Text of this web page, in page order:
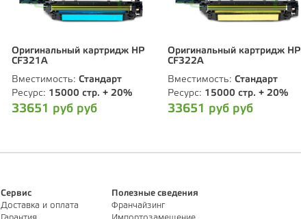
Оригинальный картридж HP
CF321A
Вместимость: Стандарт
Ресурс: 15000 стр. + 20%
33651 руб руб
Оригинальный картридж HP
CF322A
Вместимость: Стандарт
Ресурс: 15000 стр. + 20%
33651 руб руб
Сервис
Доставка и оплата
Полезные сведения
Франчайзинг